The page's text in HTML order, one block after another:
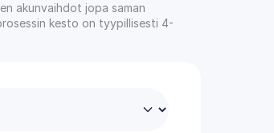
akunvaihdot jopa saman
kesto on tyypillisesti 4-